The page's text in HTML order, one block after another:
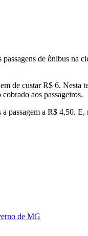
de ônibus
de custar R$ 6.
aos passageiros.
passagem a R$
de MG